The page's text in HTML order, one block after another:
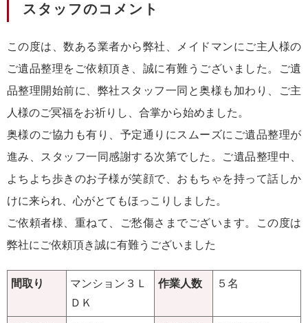
スタッフのコメント
この度は、数ある業者から弊社、メイドマンにご主人様の
ご遺品整理をご依頼頂き、誠に有難うございました。ご遺
品整理開始前に、弊社スタッフ一同と奥様も加わり、ご主
人様のご冥福をお祈りし、合掌から始めました。
奥様のご協力も有り、予定通りにスムーズにご遺品整理が
進み、スタッフ一同感謝する次第でした。ご遺品整理中、
よちよち歩きのお子様が笑顔で、おもちゃを持って話しか
けに来られ、心がとてもほっこりしました。
ご依頼者様、重ねて、ご愁傷さまでございます。この度は
弊社にご依頼頂き誠に有難うございました
間取り
マンション３Ｌ
ＤＫ
作業人数 ５名